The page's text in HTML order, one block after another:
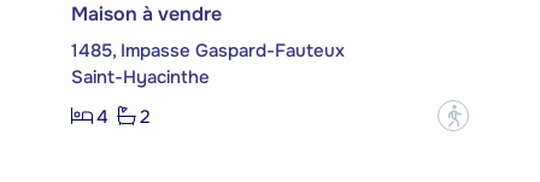
Maison à vendre
1485, Impasse Gaspard-Fauteux
Saint-Hyacinthe
4
2 ?